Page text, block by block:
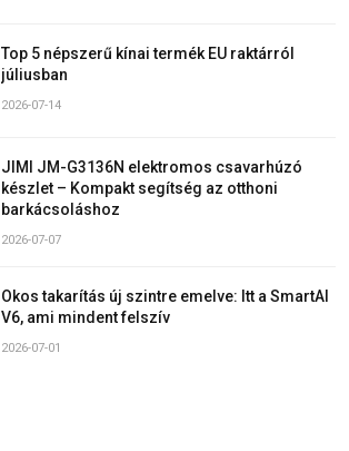
Top 5 népszerű kínai termék EU raktárról
júliusban
2026-07-14
JIMI JM-G3136N elektromos csavarhúzó
készlet – Kompakt segítség az otthoni
barkácsoláshoz
2026-07-07
Okos takarítás új szintre emelve: Itt a SmartAI
V6, ami mindent felszív
2026-07-01